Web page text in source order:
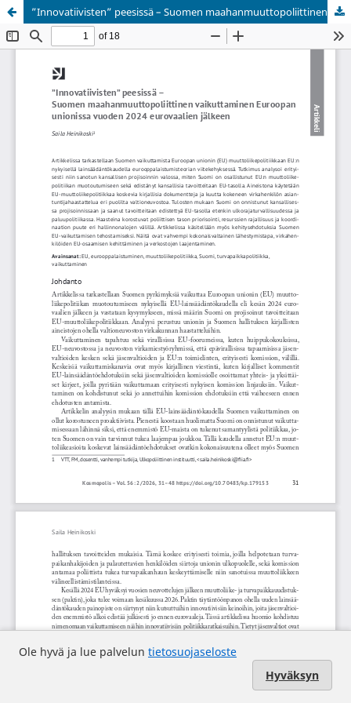
”Innovatiivisten” peesissä – Suomen maahanmuuttopoliittinen vaikuttaminen Euroopan unionissa vuoden 2024 eurovaalien jälkeen
Ole hyvä ja lue palvelun tietosuojaseloste
Hyväksyn
Palvelua ylläpitää